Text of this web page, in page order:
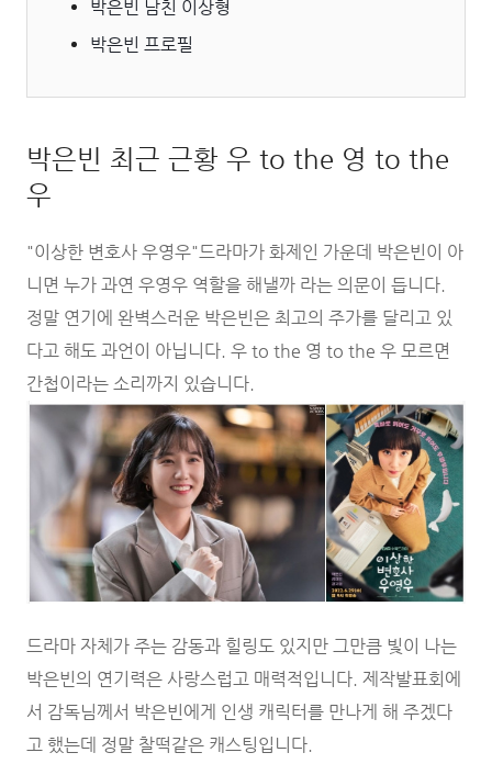
박은빈 남친 이상형
박은빈 프로필
박은빈 최근 근황 우 to the 영 to the
우
"이상한 변호사 우영우"드라마가 화제인 가운데 박은빈이 아
니면 누가 과연 우영우 역할을 해낼까 라는 의문이 듭니다.
정말 연기에 완벽스러운 박은빈은 최고의 주가를 달리고 있
다고 해도 과언이 아닙니다. 우 to the 영 to the 우 모르면
간첩이라는 소리까지 있습니다.
드라마 자체가 주는 감동과 힐링도 있지만 그만큼 빛이 나는
박은빈의 연기력은 사랑스럽고 매력적입니다. 제작발표회에
서 감독님께서 박은빈에게 인생 캐릭터를 만나게 해 주겠다
고 했는데 정말 찰떡같은 캐스팅입니다.